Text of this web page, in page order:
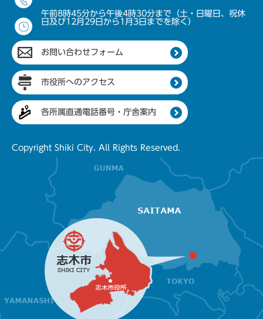
午前8時45分から午後4時30分まで（土・日曜日、祝休
日及び12月29日から1月3日までを除く）
お問い合わせフォーム
市役所へのアクセス
各所属直通電話番号・庁舎案内
Copyright Shiki City. All Rights Reserved.